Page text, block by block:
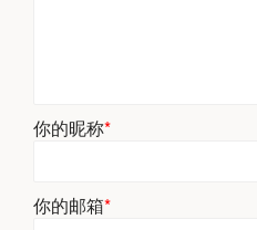
你的昵称*
你的邮箱*